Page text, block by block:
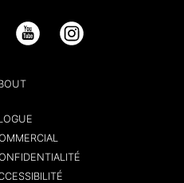
YouTube Instagram